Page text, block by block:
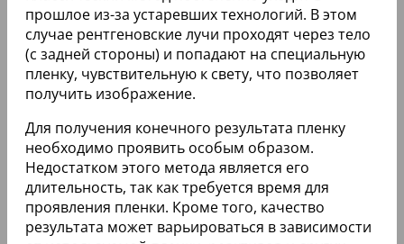
прошлое из-за устаревших технологий. В этом
случае рентгеновские лучи проходят через тело
(с задней стороны) и попадают на специальную
пленку, чувствительную к свету, что позволяет
получить изображение.
Для получения конечного результата пленку
необходимо проявить особым образом.
Недостатком этого метода является его
длительность, так как требуется время для
проявления пленки. Кроме того, качество
результата может варьироваться в зависимости